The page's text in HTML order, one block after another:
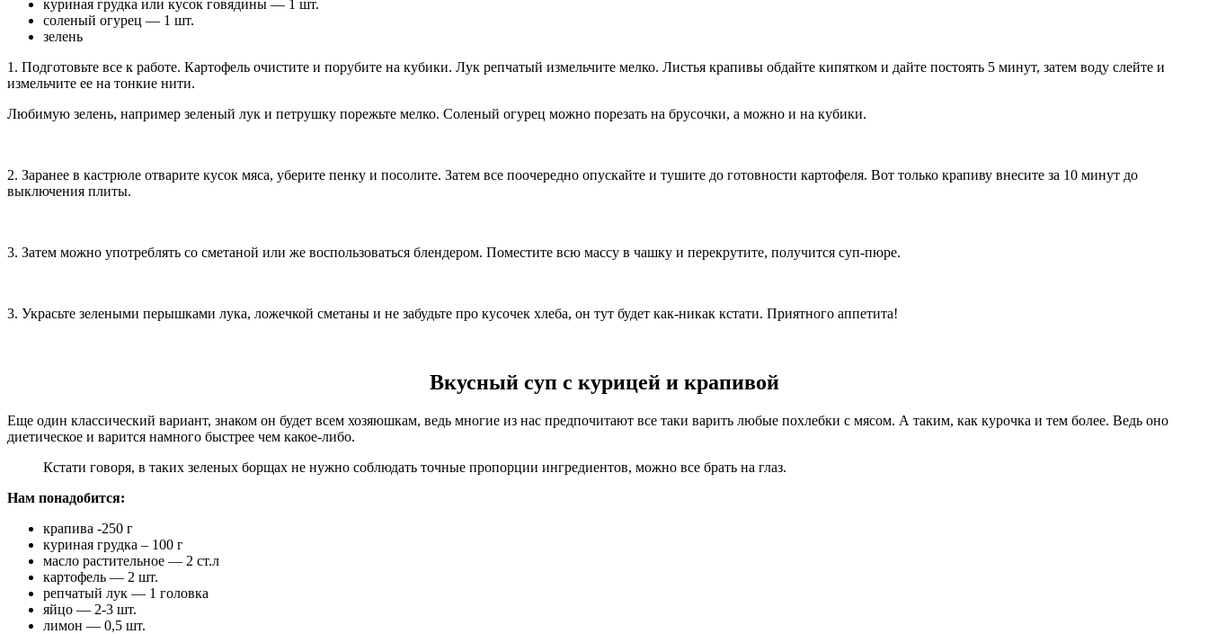
куриная грудка или кусок говядины — 1 шт.
соленый огурец — 1 шт.
зелень
1. Подготовьте все к работе. Картофель очистите и порубите на кубики. Лук репчатый измельчите мелко. Листья крапивы обдайте кипятком и дайте постоять 5 минут, затем воду слейте и
измельчите ее на тонкие нити.
Любимую зелень, например зеленый лук и петрушку порежьте мелко. Соленый огурец можно порезать на брусочки, а можно и на кубики.
2. Заранее в кастрюле отварите кусок мяса, уберите пенку и посолите. Затем все поочередно опускайте и тушите до готовности картофеля. Вот только крапиву внесите за 10 минут до
выключения плиты.
3. Затем можно употреблять со сметаной или же воспользоваться блендером. Поместите всю массу в чашку и перекрутите, получится суп-пюре.
3. Украсьте зелеными перышками лука, ложечкой сметаны и не забудьте про кусочек хлеба, он тут будет как-никак кстати. Приятного аппетита!
Вкусный суп с курицей и крапивой
Еще один классический вариант, знаком он будет всем хозяюшкам, ведь многие из нас предпочитают все таки варить любые похлебки с мясом. А таким, как курочка и тем более. Ведь оно
диетическое и варится намного быстрее чем какое-либо.
Кстати говоря, в таких зеленых борщах не нужно соблюдать точные пропорции ингредиентов, можно все брать на глаз.
Нам понадобится:
крапива -250 г
куриная грудка – 100 г
масло растительное — 2 ст.л
картофель — 2 шт.
репчатый лук — 1 головка
яйцо — 2-3 шт.
лимон — 0,5 шт.